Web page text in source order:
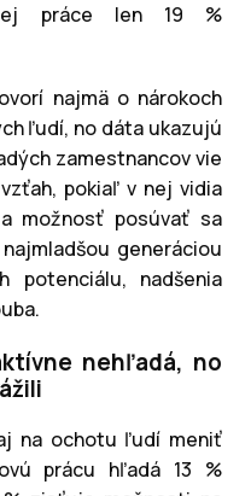
práce len 19 %
najmä o nárokoch
ľudí, no dáta ukazujú
zamestnancov vie
pokiaľ v nej vidia
možnosť posúvať sa
generáciou
nadšenia
nehľadá, no
na ochotu ľudí meniť
prácu hľadá 13 %